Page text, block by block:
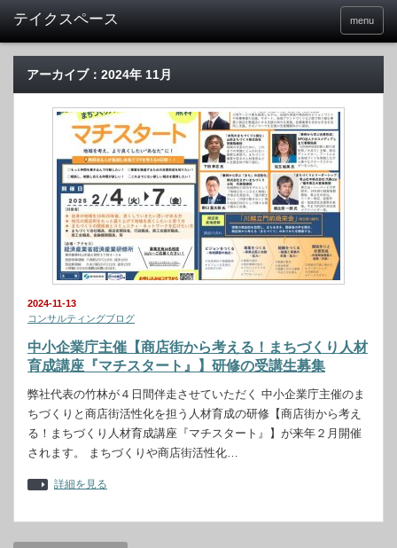
menu
アーカイブ：2024年 11月
2024-11-13
コンサルティングブログ
中小企業庁主催【商店街から考える！まちづくり人材
育成講座『マチスタート』】研修の受講生募集
弊社代表の竹林が４日間伴走させていただく 中小企業庁主催のま
ちづくりと商店街活性化を担う人材育成の研修【商店街から考え
る！まちづくり人材育成講座『マチスタート』】が来年２月開催
されます。 まちづくりや商店街活性化…
詳細を見る